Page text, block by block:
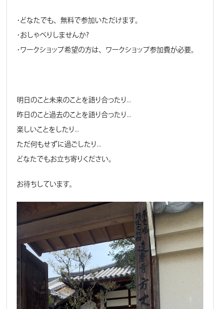
・どなたでも、無料で参加いただけます。
・おしゃべりしませんか？
・ワークショップ希望の方は、ワークショップ参加費が必要。
明日のこと未来のことを語り合ったり…
昨日のこと過去のことを語り合ったり…
楽しいことをしたり…
ただ何もせずに過ごしたり…
どなたでもお立ち寄りください。
お待ちしています。